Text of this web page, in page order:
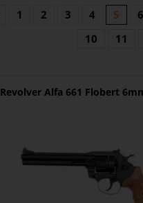
1 2 3 4 5 6
10
11
Revolver Alfa 661 Flobert